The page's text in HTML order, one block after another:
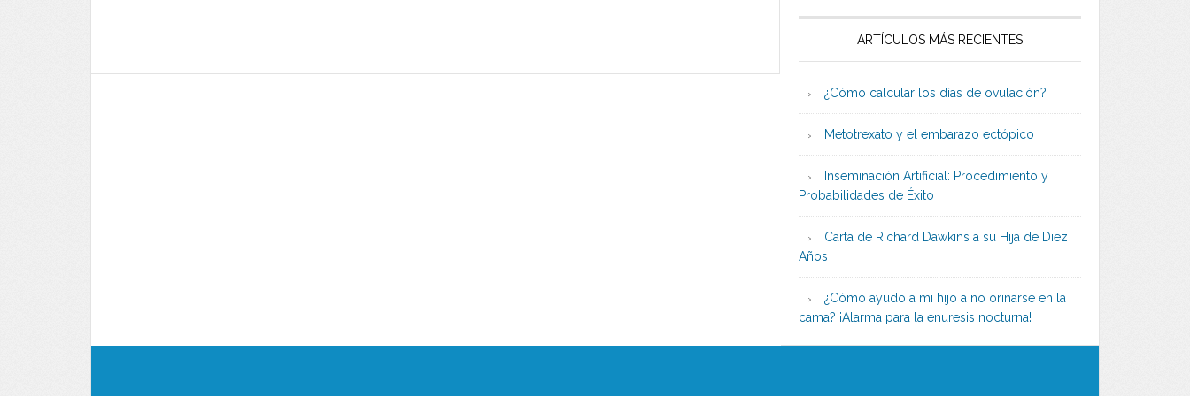
ARTÍCULOS MÁS RECIENTES
¿Cómo calcular los días de ovulación?
Metotrexato y el embarazo ectópico
Inseminación Artificial: Procedimiento y
Probabilidades de Éxito
Carta de Richard Dawkins a su Hija de Diez
Años
¿Cómo ayudo a mi hijo a no orinarse en la
cama? ¡Alarma para la enuresis nocturna!